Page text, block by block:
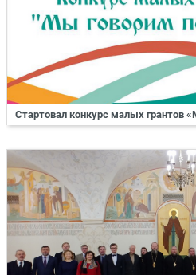
Стартовал конкурс малых грантов